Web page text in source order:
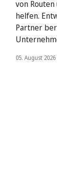
von
helfen.
Partner
05. August 2026